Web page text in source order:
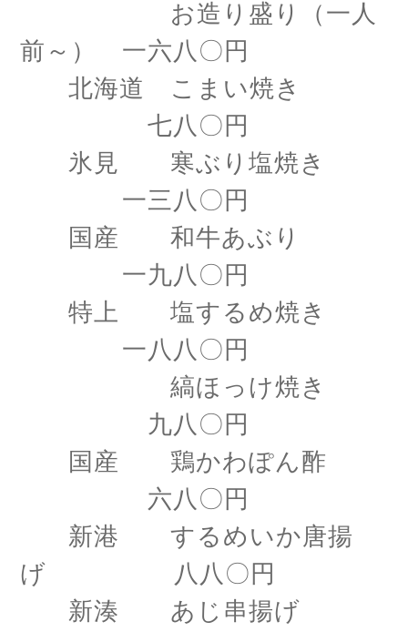
お造り盛り（一人
前～） 一六八〇円
北海道 こまい焼き
七八〇円
氷見 寒ぶり塩焼き
一三八〇円
国産 和牛あぶり
一九八〇円
特上 塩するめ焼き
一八八〇円
縞ほっけ焼き
九八〇円
国産 鶏かわぽん酢
六八〇円
新港 するめいか唐揚
げ 八八〇円
新湊 あじ串揚げ